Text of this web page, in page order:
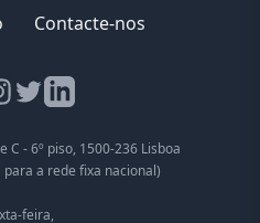
Contacte-nos
C - 6º piso, 1500-236 Lisboa
para a rede fixa nacional)
feira,